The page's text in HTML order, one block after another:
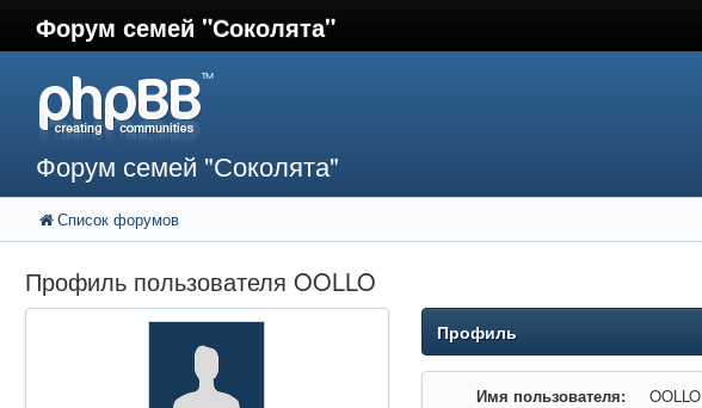
Форум семей "Соколята"
Форум семей "Соколята"
Список форумов
Профиль пользователя OOLLO
Профиль
Имя пользователя: OOLLO